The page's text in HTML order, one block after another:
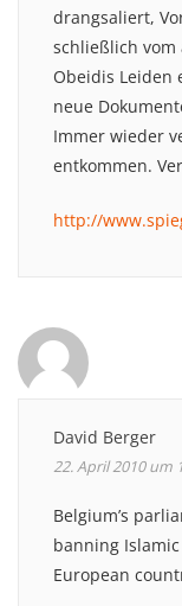
drangsaliert,
schließlich vom
Obeidis Leiden
neue
Immer wieder
entkommen.
http://
David Berger
22. April 2010 um
Belgium’s
banning
European